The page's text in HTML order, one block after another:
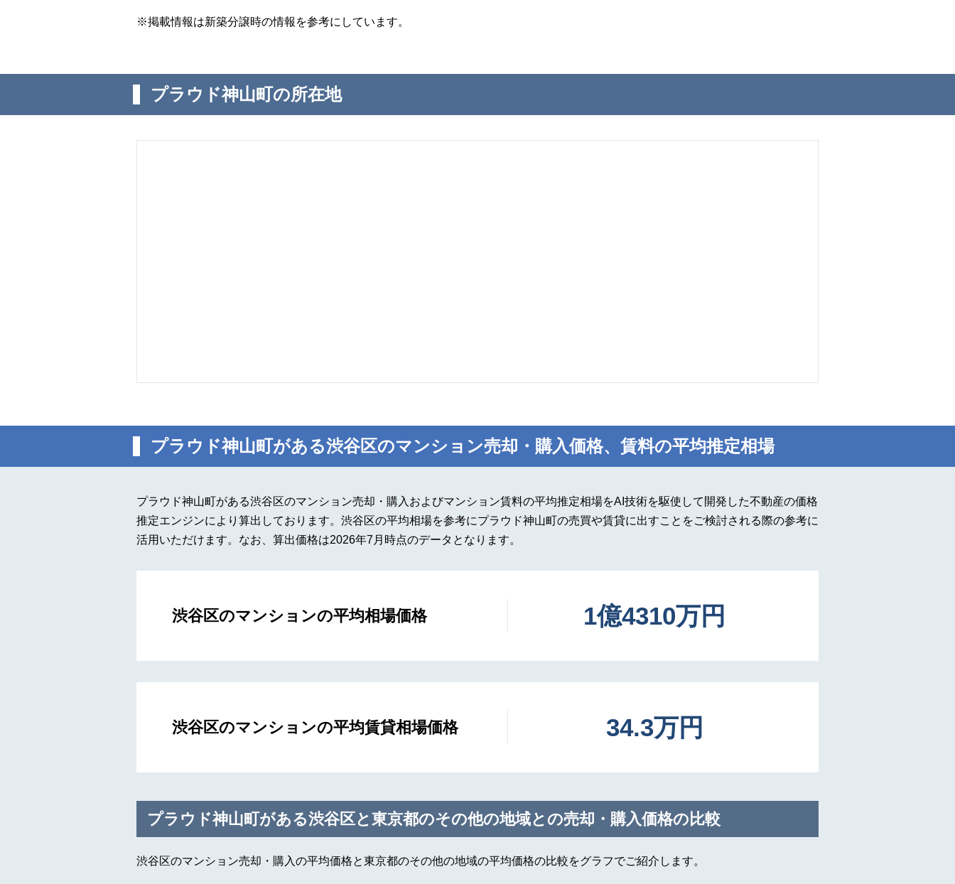
※掲載情報は新築分譲時の情報を参考にしています。
プラウド神山町の所在地
プラウド神山町がある渋谷区のマンション売却・購入価格、賃料の平均推定相場
プラウド神山町がある渋谷区のマンション売却・購入およびマンション賃料の平均推定相場をAI技術を駆使して開発した不動産の価格
推定エンジンにより算出しております。渋谷区の平均相場を参考にプラウド神山町の売買や賃貸に出すことをご検討される際の参考に
活用いただけます。なお、算出価格は2026年7月時点のデータとなります。
渋谷区のマンションの平均相場価格 1億4310万円
渋谷区のマンションの平均賃貸相場価格 34.3万円
プラウド神山町がある渋谷区と東京都のその他の地域との売却・購入価格の比較
渋谷区のマンション売却・購入の平均価格と東京都のその他の地域の平均価格の比較をグラフでご紹介します。